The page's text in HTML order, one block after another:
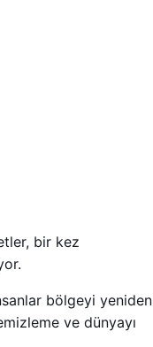
bir kez
bölgeyi yeniden
ve dünyayı